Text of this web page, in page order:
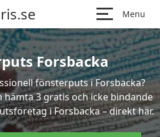
Menu
Forsbacka
fönsterputs i Forsbacka?
hämta 3 gratis och icke bindande
i Forsbacka – direkt här.